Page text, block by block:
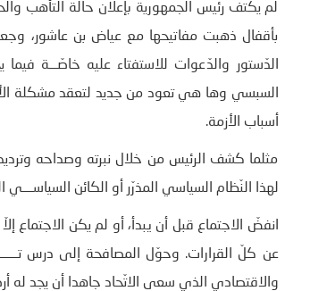
لم يكتف رئيس الجمهورية بإعلان حالة التأهب
بأقفال ذهبت مفاتيحها مع عياض بن عاشور،
الدّستور والدّعوات للاستفتاء عليه خاصّـــة
السبسي وها هي تعود من جديد لتعقد مشكلة
أسباب الأزمة.
مثلما كشف الرئيس من خلال نبرته وصداحه
لهذا النّظام السياسي المذرّر أو الكائن
انفضّ الاجتماع قبل أن يبدأ، أو لم يكن الاجتماع
عن كلّ القرارات. وحوّل المصافحة إلى درس
والاقتصادي الذي سعى الاتّحاد جاهدا أن يجد له